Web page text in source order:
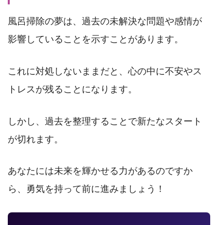
風呂掃除の夢は、過去の未解決な問題や感情が
影響していることを示すことがあります。
これに対処しないままだと、心の中に不安やス
トレスが残ることになります。
しかし、過去を整理することで新たなスタート
が切れます。
あなたには未来を輝かせる力があるのですか
ら、勇気を持って前に進みましょう！